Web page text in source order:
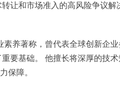
让和市场准入的高风险争议解
素养著称，曾代表全球创新企
要基础。 他擅长将深厚的技
保障。